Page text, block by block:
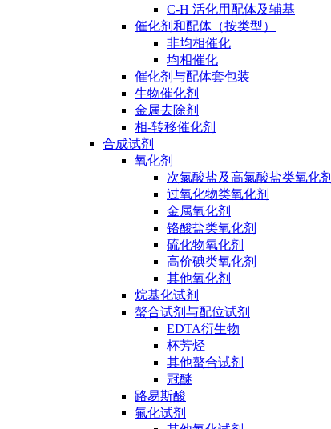
C-H 活化用配体及辅基
催化剂和配体（按类型）
非均相催化
均相催化
催化剂与配体套包装
生物催化剂
金属去除剂
相-转移催化剂
合成试剂
氧化剂
次氯酸盐及高氯酸盐类氧化剂
过氧化物类氧化剂
金属氧化剂
铬酸盐类氧化剂
硫化物氧化剂
高价碘类氧化剂
其他氧化剂
烷基化试剂
螯合试剂与配位试剂
EDTA衍生物
杯芳烃
其他螯合试剂
冠醚
路易斯酸
氟化试剂